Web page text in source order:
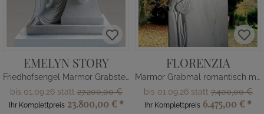
EMELYN STORY
Friedhofsengel Marmor Grabstein
bis 01.09.26 statt27.200,00 €
Ihr Komplettpreis 23.800,00 € *
FLORENZIA
Marmor Grabmal romantisch mit Blume
bis 01.09.26 statt7.400,00 €
Ihr Komplettpreis 6.475,00 € *